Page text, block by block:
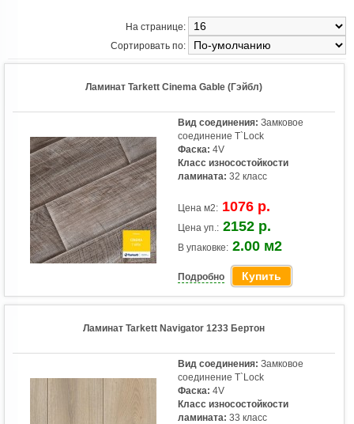
На странице:
Сортировать по:
Ламинат Tarkett Cinema Gable (Гэйбл)
Вид соединения: Замковое
соединение T`Lock
Фаска: 4V
Класс износостойкости
ламината: 32 класс
Цена м2: 1076 р.
Цена уп.: 2152 р.
В упаковке: 2.00 м2
Подробно Купить
Ламинат Tarkett Navigator 1233 Бертон
Вид соединения: Замковое
соединение T`Lock
Фаска: 4V
Класс износостойкости
ламината: 33 класс